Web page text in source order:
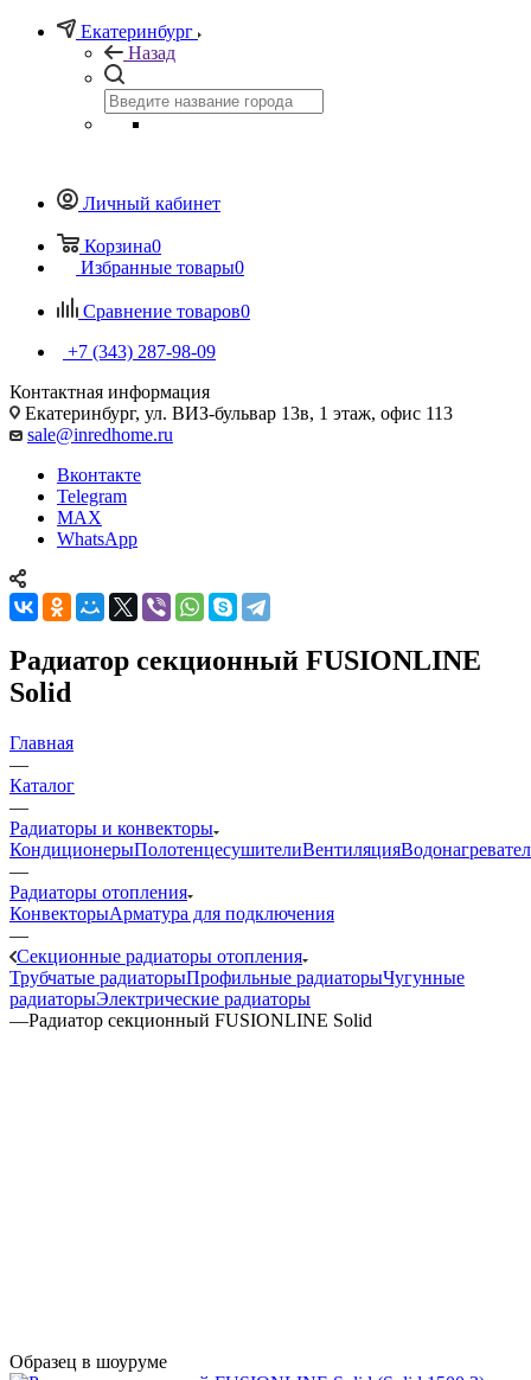
Екатеринбург
Назад
Личный кабинет
Корзина0
Избранные товары0
Сравнение товаров0
+7 (343) 287-98-09
Контактная информация
Екатеринбург, ул. ВИЗ-бульвар 13в, 1 этаж, офис 113
sale@inredhome.ru
Вконтакте
Telegram
MAX
WhatsApp
Радиатор секционный FUSIONLINE
Solid
Главная
—
Каталог
—
Радиаторы и конвекторы
КондиционерыПолотенцесушителиВентиляция
—
Радиаторы отопления
КонвекторыАрматура для подключения
—
Секционные радиаторы отопления
Трубчатые радиаторыПрофильные радиаторыЧугунные
радиаторыЭлектрические радиаторы
—Радиатор секционный FUSIONLINE Solid
Образец в шоуруме